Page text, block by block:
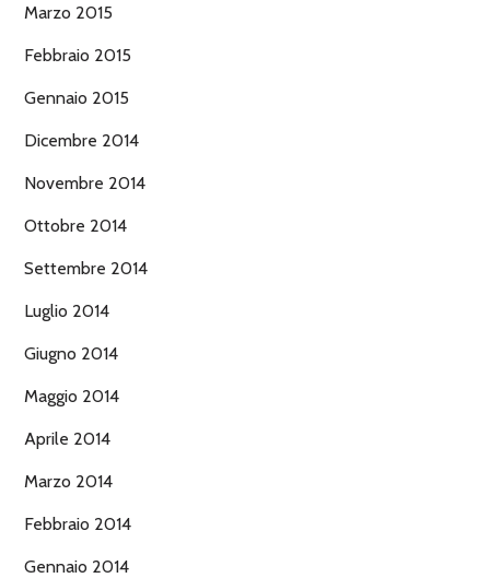
Marzo 2015
Febbraio 2015
Gennaio 2015
Dicembre 2014
Novembre 2014
Ottobre 2014
Settembre 2014
Luglio 2014
Giugno 2014
Maggio 2014
Aprile 2014
Marzo 2014
Febbraio 2014
Gennaio 2014